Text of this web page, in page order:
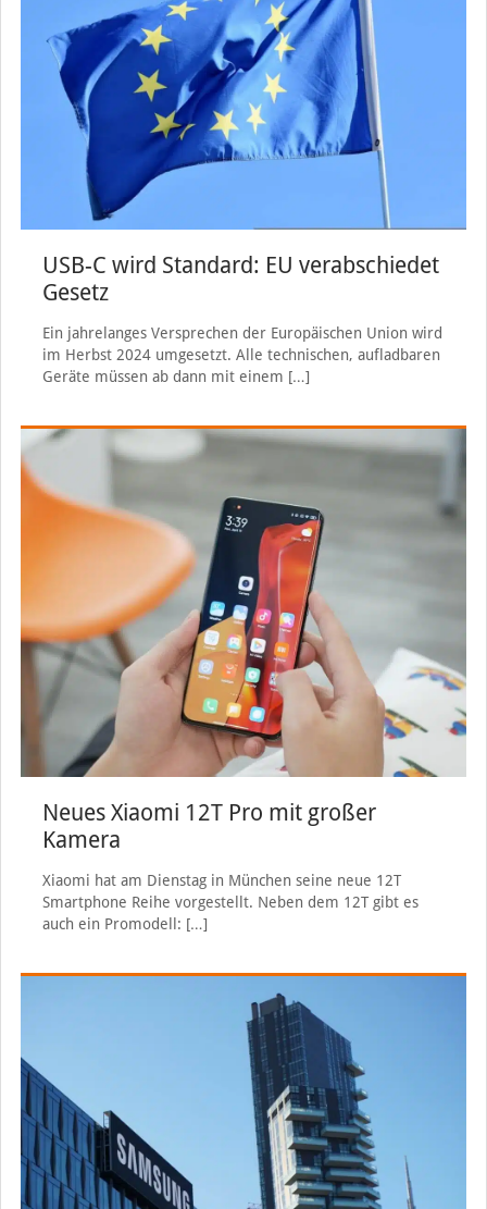
USB-C wird Standard: EU verabschiedet
Gesetz
Ein jahrelanges Versprechen der Europäischen Union wird
im Herbst 2024 umgesetzt. Alle technischen, aufladbaren
Geräte müssen ab dann mit einem […]
Neues Xiaomi 12T Pro mit großer
Kamera
Xiaomi hat am Dienstag in München seine neue 12T
Smartphone Reihe vorgestellt. Neben dem 12T gibt es
auch ein Promodell: […]